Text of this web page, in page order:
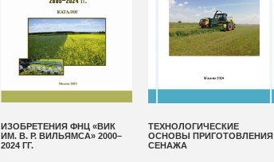
ИЗОБРЕТЕНИЯ ФНЦ «ВИК
ИМ. В. Р. ВИЛЬЯМСА» 2000–
2024 ГГ.
ТЕХНОЛОГИЧЕСКИЕ
ОСНОВЫ ПРИГОТОВЛЕНИЯ
СЕНАЖА